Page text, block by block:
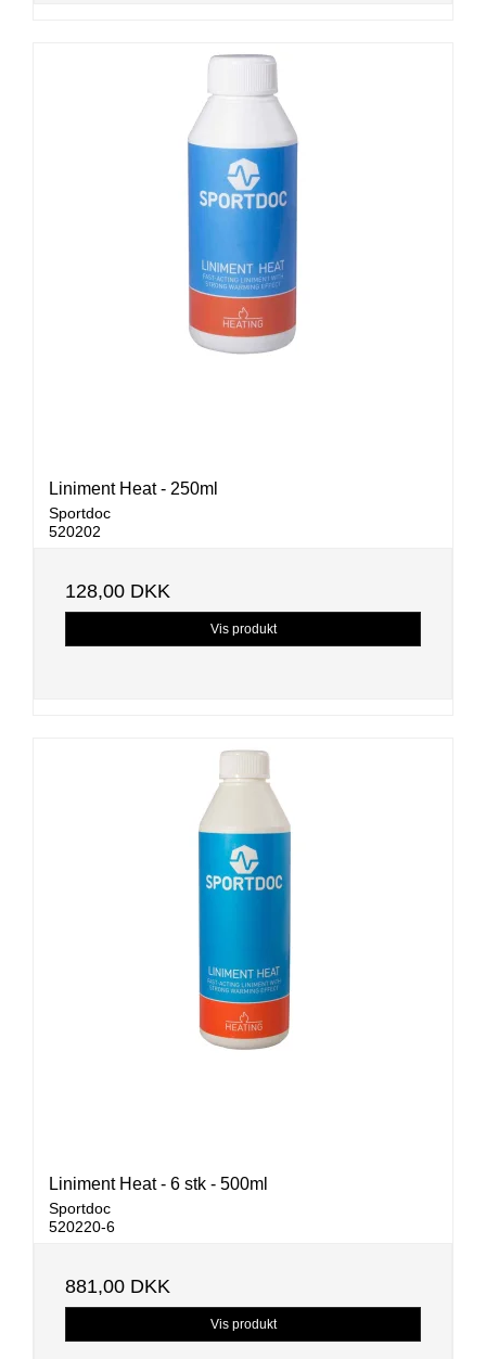
Liniment Heat - 250ml
Sportdoc
520202
128,00 DKK
Vis produkt
Liniment Heat - 6 stk - 500ml
Sportdoc
520220-6
881,00 DKK
Vis produkt